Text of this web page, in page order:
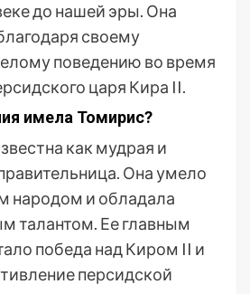
до нашей эры. Она
своему
поведению во время
царя Кира II.
имела Томирис?
как мудрая и
Она умело
народом и обладала
талантом. Ее главным
победа над Киром II и
персидской